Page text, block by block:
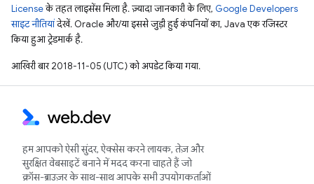
Licenseके तहत लाइसेंस मिला है. ज़्यादा जानकारी के लिए, Google Developers
साइट नीतियांदेखें. Oracle और/या इससे जुड़ी हुई कंपनियों का, Java एक रजिस्टर
किया हुआ ट्रेडमार्क है.
आखिरी बार 2018-11-05 (UTC) को अपडेट किया गया.
हम आपको ऐसी सुंदर, ऐक्सेस करने लायक, तेज़ और
सुरक्षित वेबसाइटें बनाने में मदद करना चाहते हैं जो
क्रॉस-ब्राउज़र के साथ-साथ आपके सभी उपयोगकर्ताओं